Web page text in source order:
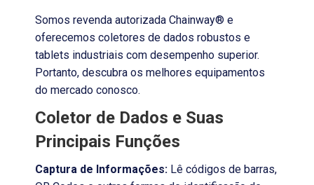
Somos revenda autorizada Chainway® e
oferecemos coletores de dados robustos e
tablets industriais com desempenho superior.
Portanto, descubra os melhores equipamentos
do mercado conosco.
Coletor de Dados e Suas
Principais Funções
Captura de Informações: Lê códigos de barras,